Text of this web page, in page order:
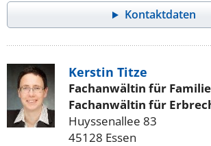
Kontaktdaten
Kerstin Titze
Fachanwältin für
Fachanwältin für
Huyssenallee 83
45128 Essen